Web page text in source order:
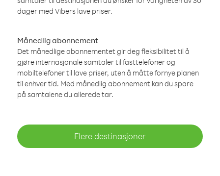
dager med Vibers lave priser.
Månedlig abonnement
Det månedlige abonnementet gir deg fleksibilitet til å
gjøre internasjonale samtaler til fasttelefoner og
mobiltelefoner til lave priser, uten å måtte fornye planen
til enhver tid. Med månedlig abonnement kan du spare
på samtalene du allerede tar.
Flere destinasjoner